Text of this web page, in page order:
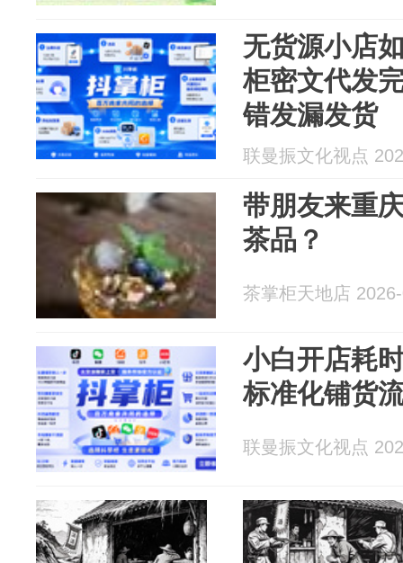
无货源小店
柜密文代发
错发漏发货
联曼振文化视点
带朋友来重
茶品？
茶掌柜天地店
小白开店耗
标准化铺货
联曼振文化视点